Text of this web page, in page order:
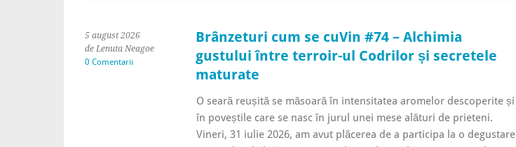
5 august 2026
de Lenuta Neagoe
0 Comentarii
Brânzeturi cum se cuVin #74 – Alchimia
gustului între terroir-ul Codrilor și secretele
maturate
O seară reușită se măsoară în intensitatea aromelor descoperite și
în poveștile care se nasc în jurul unei mese alături de prieteni.
Vineri, 31 iulie 2026, am avut plăcerea de a participa la o degustare